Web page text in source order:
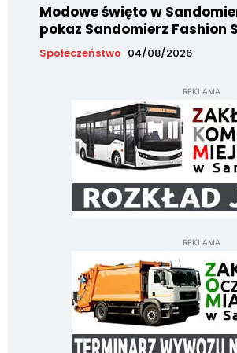
Modowe święto w
pokaz Sandomierz Fashion
Społeczeństwo 04/08/2026
REKLAMA
REKLAMA